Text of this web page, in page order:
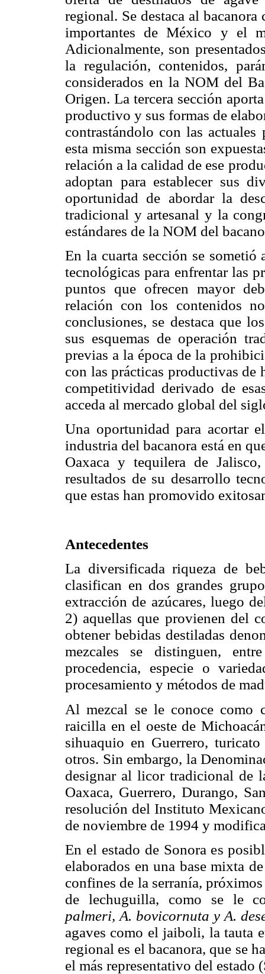
regional. Se destaca al
importantes de México y el
Adicionalmente, son
la regulación, contenidos,
considerados en la NOM del
Origen. La tercera sección
productivo y sus formas de
contrastándolo con las
esta misma sección son
relación a la calidad de ese
adoptan para establecer sus
oportunidad de abordar la
tradicional y artesanal y la
estándares de la NOM del
En la cuarta sección se sometió
tecnológicas para enfrentar las
puntos que ofrecen mayor
relación con los contenidos
conclusiones, se destaca que
sus esquemas de operación
previas a la época de la
con las prácticas productivas de
competitividad derivado de
acceda al mercado global del
Una oportunidad para acortar
industria del bacanora está en
Oaxaca y tequilera de
resultados de su desarrollo
que estas han promovido
Antecedentes
La diversificada riqueza de
clasifican en dos grandes
extracción de azúcares, luego
2) aquellas que provienen del
obtener bebidas destiladas
mezcales se distinguen,
procedencia, especie o
procesamiento y métodos de
Al mezcal se le conoce como
raicilla en el oeste de
sihuaquio en Guerrero,
otros. Sin embargo, la
designar al licor tradicional de
Oaxaca, Guerrero, Durango,
resolución del Instituto
de noviembre de 1994 y
En el estado de Sonora es
elaborados en una base mixta
confines de la serranía,
de lechuguilla, como se le
palmeri, A. bovicornuta y A.
agaves como el jaiboli, la tauta
regional es el bacanora, que se
el más representativo del estado